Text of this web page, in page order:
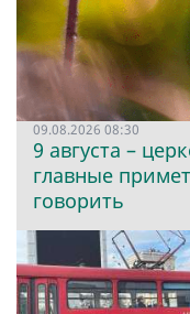
09.08.2026 08:30
9 августа –
главные
говорить